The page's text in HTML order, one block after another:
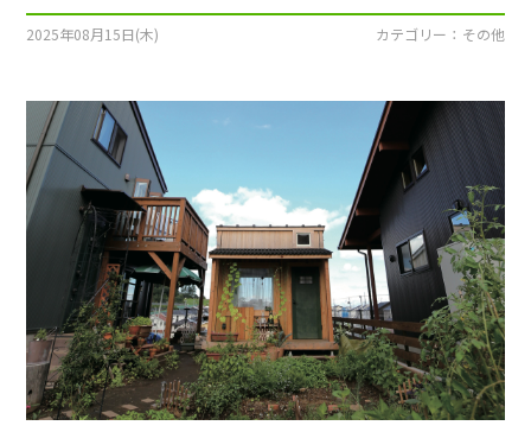
施工事例
土地をお探しの方
イベント
ショールーム
ブログ
2025年08月15日(木) カテゴリー ： その他